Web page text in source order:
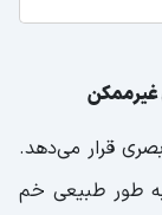
قرار می‌دهد.
طور طبیعی خم